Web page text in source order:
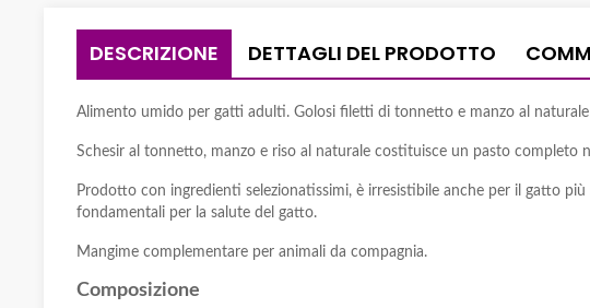
DESCRIZIONE DETTAGLI DEL PRODOTTO
Alimento umido per gatti adulti. Golosi filetti di tonnetto e manzo al
Schesir al tonnetto, manzo e riso al naturale costituisce un pasto completo
Prodotto con ingredienti selezionatissimi, è irresistibile anche per il gatto
fondamentali per la salute del gatto.
Mangime complementare per animali da compagnia.
Composizione